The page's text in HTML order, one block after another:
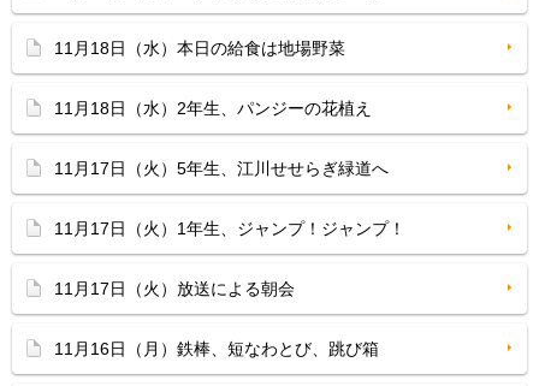
11月18日（水）本日の給食は地場野菜
11月18日（水）2年生、パンジーの花植え
11月17日（火）5年生、江川せせらぎ緑道へ
11月17日（火）1年生、ジャンプ！ジャンプ！
11月17日（火）放送による朝会
11月16日（月）鉄棒、短なわとび、跳び箱